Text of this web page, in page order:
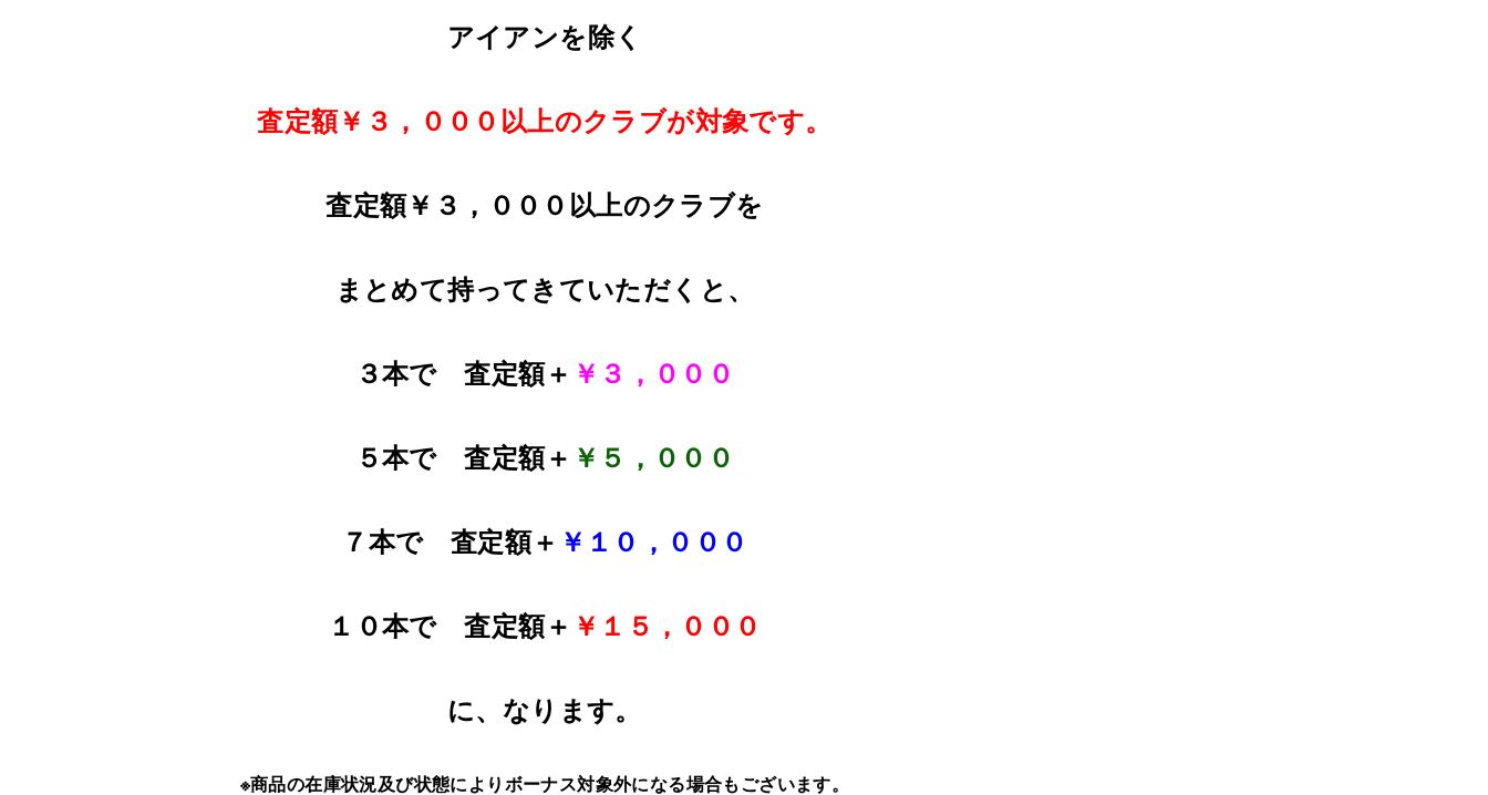
アイアンを除く
査定額￥３，０００以上のクラブが対象です。
査定額￥３，０００以上のクラブを
まとめて持ってきていただくと、
３本で 査定額＋ ￥３，０００
５本で 査定額＋ ￥５，０００
７本で 査定額＋ ￥１０，０００
１０本で 査定額＋ ￥１５，０００
に、なります。
※商品の在庫状況及び状態によりボーナス対象外になる場合もございます。